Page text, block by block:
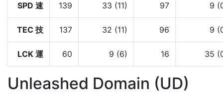
SPD 速 139 33 (11) 97 9
TEC 技 137 32 (11) 96 9
LCK 運 60 9 (6) 16 35
Unleashed Domain (UD)